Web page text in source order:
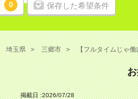
0 保存した希望条件
埼玉県 三郷市 【フルタイムじゃ
掲載日 :2026/07/28